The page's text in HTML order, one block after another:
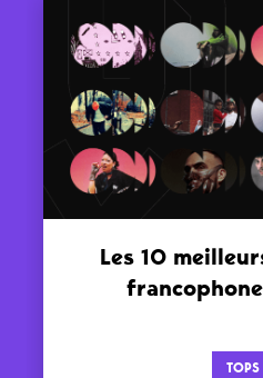
Les 10
TOPS